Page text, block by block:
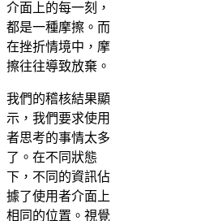
介面上的每一刻，
都是一種摩擦。而
在挫折情境中，摩
擦往往導致放棄。
我們的稽核結果顯
示，我們要求使用
者思考的事情太多
了。在不同狀態
下，不同的資訊佔
據了使用者介面上
相同的位置。視覺